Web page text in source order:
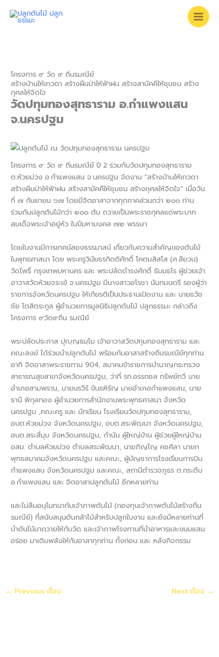
โครงการ ๙ วัด ๙ ถิ่นรมณีย์
สร้างบ้านให้เทวดา สร้างผืนป่าให้ฟ้าฝน สร้างสามัคคีให้ชุมชน สร้าง
กุศลให้จิตใจ
วัดปทุมทองสุทธาราม อ.กำแพงแสน
จ.นครปฐม
โครงการ ๙ วัด ๙ ถิ่นรมณีย์ ปี 2 ร่วมกับวัดปทุมทองสุทธาราม
ต.ห้วยม่วง อ.กำแพงแสน จ.นครปฐม จัดงาน “สร้างบ้านให้เทวดา
สร้างผืนป่าให้ฟ้าฝน สร้างสามัคคีให้ชุมชน สร้างกุศลให้จิตใจ” เมื่อวัน
ที่ ๗ กันยายน ๖๗ โดยมีจิตอาสาจากทุกภาคส่วนกว่า ๒๐๐ ท่าน
ร่วมกันปลูกต้นไม้กว่า ๒๐๐ ต้น ถวายเป็นพระราชกุศลแด่พระบาท
สมเด็จพระเจ้าอยู่หัว ในปีมหามงคล ๗๒ พรรษา
โดยในงานมีการเทศน์สองธรรมาสน์ เกี่ยวกับความสำคัญของต้นไม้
ในพุทธศาสนา โดย พระครูวินัยธรกิตติศักดิ์ โคตมสิสโส (ศ.สียวน)
วัดโพธิ์ กรุงเทพมหานคร และ พระปลัดดำรงศักดิ์ ธัมมธโร ผู้ช่วยเจ้า
อาวาสวัดห้วยจระเข้ จ.นครปฐม มีนางสาวอโรชา นันทมนตรี รองผู้ว่า
ราชการจังหวัดนครปฐม ให้เกียรติเป็นประธานเปิดงาน และ นายธวัช
ชัย โตสิตระกูล ผู้อำนวยการมูลนิธิปลูกต้นไม้ ปลูกธรรมะ กล่าวถึง
โครงการ ๙วัด๙ถิ่น รมณีย์
พระปลัดประภาส ปุญฺญธมฺโม เจ้าอาวาสวัดปทุมทองสุทธาราม และ
คณะสงฆ์ ได้ร่วมนำปลูกต้นไม้ พร้อมกับอาสาสร้างถิ่นรมณีย์ทุกท่าน
อาทิ จิตอาสาพระราชทาน 904, สมาคมข้าราชการบำนาญกระทรวง
สาธารณสุขสาขาจังหวัดนครปฐม, ว่าที่ รท.อรรถชล ทรัพย์ทวี นาย
อำเภอสามพราน, นายนรวีร์ ขันธหิรัญ นายอำเภอกำแพงแสน, นาย
ธานี พิกุลทอง ผู้อำนวยการสำนักงานพระพุทธศาสนา จังหวัด
นครปฐม ,คณะครู และ นักเรียน โรงเรียนวัดปทุมทองสุทธาราม,
อบต.ห้วยม่วง จังหวัดนครปฐม, อบต.สระพัฒนา จังหวัดนครปฐม,
อบต.สระสี่มุม จังหวัดนครปฐม, กำนัน ผู้ใหญ่บ้าน ผู้ช่วยผู้ใหญ่บ้าน
อสม. ตำบลห้วยม่วง ตำบลสระพัฒนา, นายภิญโญ คชศิลา นายก
พุทธสมาคมจังหวัดนครปฐม และคณะ, ผู้บัญชาการโรงเรียนการบิน
กำแพงแสน จังหวัดนครปฐม และคณะ, สถานีตำรวจภูธร ต.กระตีบ
อ.กำแพงแสน และ จิตอาสาปลูกต้นไม้ อีกหลายท่าน
และไม่ลืมอนุโมทนากับเจ้าภาพต้นไม้ (กองทุนเจ้าภาพต้นไม้สร้างถิ่น
รมณีย์) ที่สนับสนุนต้นกล้าไม้สำหรับปลูกในงาน และยังมีหลายท่านที่
นำต้นไม้มาถวายให้กับวัด และเจ้าภาพโรงทานที่นำอาหารและขนมแสน
อร่อย มาเติมพลังให้กับอาสาทุกท่าน ทั้งก่อน และ หลังกิจกรรม
← Previous เรื่อง Next เรื่อง →